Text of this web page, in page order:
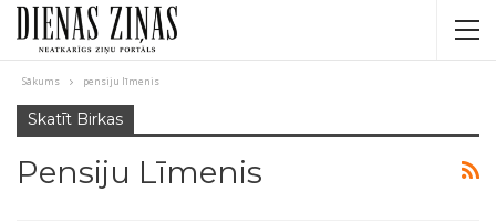
Sākums pensiju līmenis
Skatīt Birkas
Pensiju Līmenis